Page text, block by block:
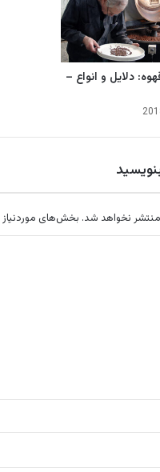
دلایل و انواع –
نخواهد شد. بخش‌های